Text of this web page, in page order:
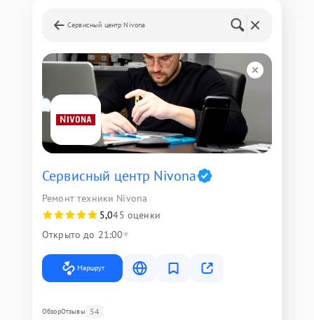
Сервисный центр Nivona
Сервисный центр Nivona
Ремонт техники Nivona
5,045 оценки
Открыто до 21:00
Маршрут
ОбзорОтзывы 54